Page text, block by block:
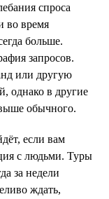
спроса
во время
больше.
запросов.
или другую
однако в другие
обычного.
если вам
с людьми. Туры
за недели
ждать,